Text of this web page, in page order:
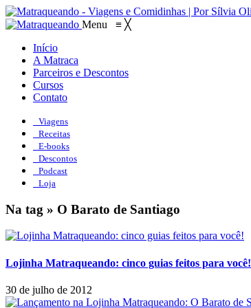
Menu ≡ ╳
Início
A Matraca
Parceiros e Descontos
Cursos
Contato
Viagens
Receitas
E-books
Descontos
Podcast
Loja
Na tag » O Barato de Santiago
Lojinha Matraqueando: cinco guias feitos para você!
30 de julho de 2012